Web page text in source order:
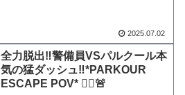
2025.07.02
全力脱出‼︎警備員VSパルクール本
気の猛ダッシュ‼︎*PARKOUR
ESCAPE POV* 👮‍♀️🚨